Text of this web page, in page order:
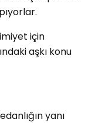
için
aşkı konu
yanı